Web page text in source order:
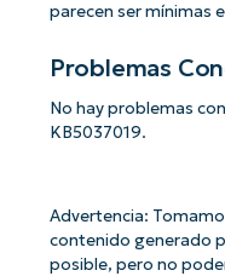
parecen ser mínimas
Problemas
No hay problemas
KB5037019.
Advertencia:
contenido generado
posible, pero no